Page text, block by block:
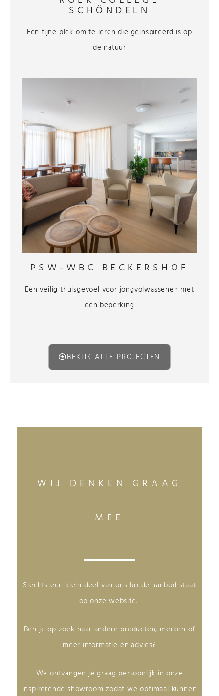
SCHÖNDELN
Een fijne plek om te leren die geïnspireerd is op
de natuur
PSW-WBC BECKERSHOF
Een veilig thuisgevoel voor jongvolwassenen met
een beperking
BEKIJK ALLE PROJECTEN
WIJ DENKEN GRAAG
MEE
Slechts een klein deel van ons brede aanbod staat
op onze website.
Ben je op zoek naar andere producten, merken of
meer informatie en advies?
We ontvangen je graag persoonlijk in onze
inspirerende showroom zodat we optimaal kunnen